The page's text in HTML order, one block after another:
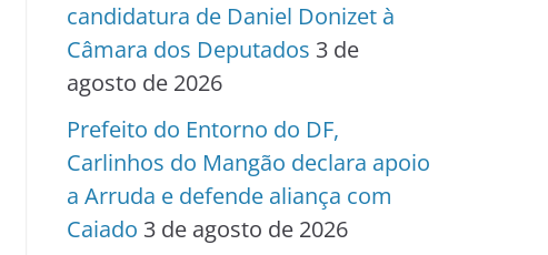
candidatura de Daniel Donizet à
Câmara dos Deputados 3 de
agosto de 2026
Prefeito do Entorno do DF,
Carlinhos do Mangão declara apoio
a Arruda e defende aliança com
Caiado 3 de agosto de 2026